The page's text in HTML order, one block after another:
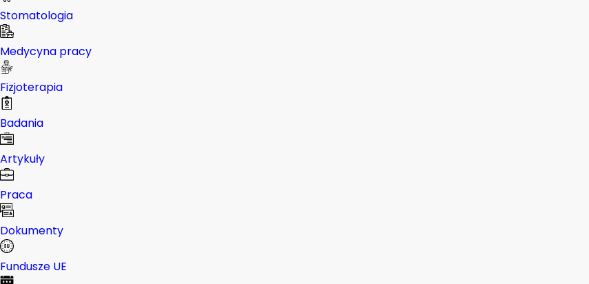
Stomatologia
Medycyna pracy
Fizjoterapia
Badania
Artykuły
Praca
Dokumenty
Fundusze UE